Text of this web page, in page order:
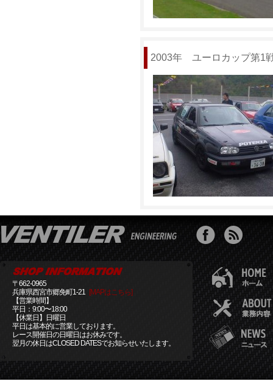
2003年 ユーロカップ第1
〒662-0965
兵庫県西宮市郷免町1-21 [MAPはこちら]
【営業時間】
平日：9:00〜18:00
【休業日】日曜日
平日は基本的に営業しております。
レース開催日の日曜日はお休みです。
翌月の休日はCLOSED DATESでお知らせいたします。